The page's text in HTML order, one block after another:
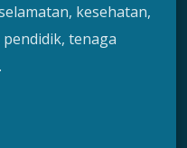
kesehatan,
tenaga